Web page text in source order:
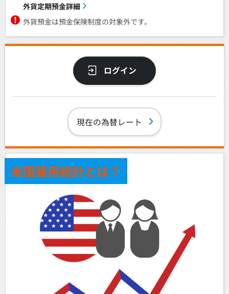
外貨定期預金詳細
外貨預金は預金保険制度の対象外です。
ログイン
現在の為替レート
米国雇用統計とは？